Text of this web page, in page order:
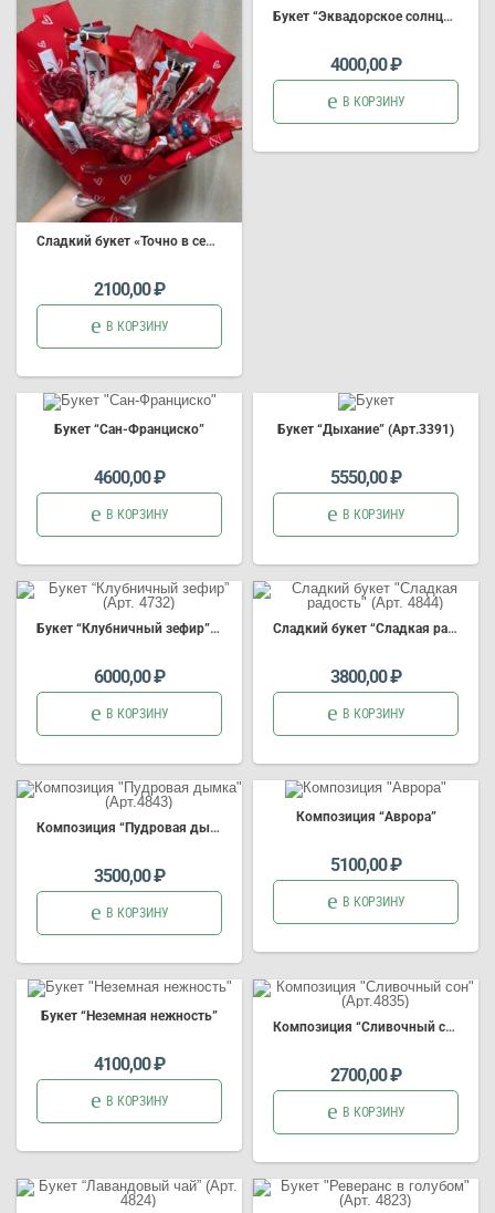
Сладкий букет «Точно в сердце»
2100,00₽
В КОРЗИНУ
Букет “Эквадорское солнце” (арт.4854)
4000,00₽
В КОРЗИНУ
Букет “Сан-Франциско”
4600,00₽
В КОРЗИНУ
Букет “Дыхание” (Арт.3391)
5550,00₽
В КОРЗИНУ
Букет “Клубничный зефир” (Арт. 4732)
6000,00₽
В КОРЗИНУ
Сладкий букет “Сладкая радость” (Арт. 4844)
3800,00₽
В КОРЗИНУ
Композиция “Пудровая дымка” (Арт.4843)
3500,00₽
В КОРЗИНУ
Композиция “Аврора”
5100,00₽
В КОРЗИНУ
Букет “Неземная нежность”
4100,00₽
В КОРЗИНУ
Композиция “Сливочный сон” (Арт.4835)
2700,00₽
В КОРЗИНУ